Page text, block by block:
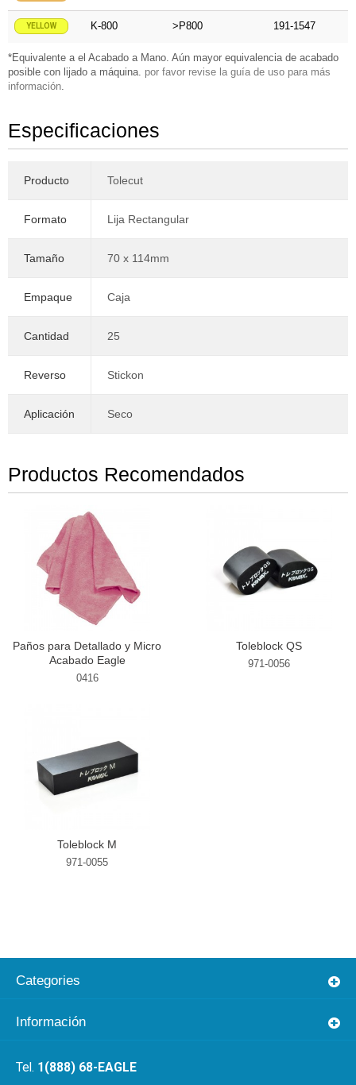
YELLOW K-800 >P800 191-1547
*Equivalente a el Acabado a Mano. Aún mayor equivalencia de acabado
posible con lijado a máquina. por favor revise la guía de uso para más
información
Especificaciones
Producto Tolecut
Formato Lija Rectangular
Tamaño 70 x 114mm
Empaque Caja
Cantidad 25
Reverso Stickon
Aplicación Seco
Productos Recomendados
Paños para Detallado y Micro
Acabado Eagle
0416
Toleblock QS
971-0056
Toleblock M
971-0055
Categories
Información
1(888) 68-EAGLE